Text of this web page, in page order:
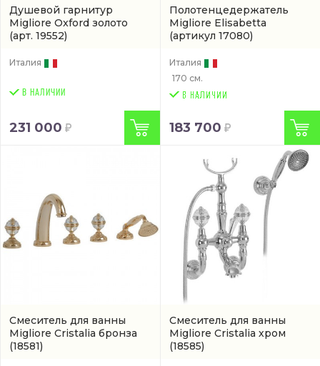
Душевой гарнитур
Migliore Oxford золото
(арт. 19552)
Италия
В НАЛИЧИИ
231 000
Полотенцедержатель
Migliore Elisabetta
(артикул 17080)
Италия
170 см.
183 700
Смеситель для ванны
Migliore Cristalia бронза
(18581)
Смеситель для ванны
Migliore Cristalia хром
(18585)